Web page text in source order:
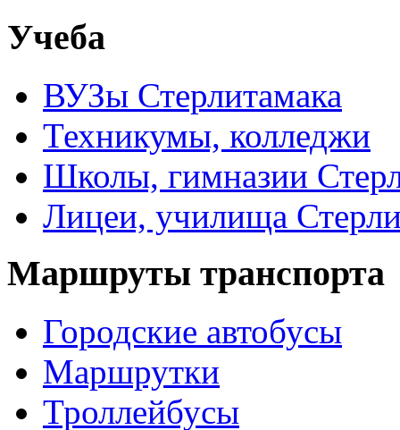
Учеба
ВУЗы Стерлитамака
Техникумы, колледжи
Школы, гимназии
Лицеи, училища
Маршруты транспорта
Городские автобусы
Маршрутки
Троллейбусы